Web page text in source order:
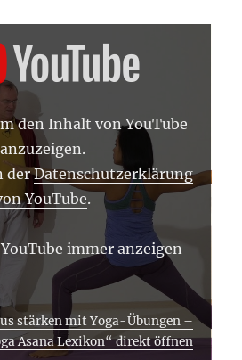
den Inhalt von YouTube
anzuzeigen.
derDatenschutzerklärung
YouTube.
immer anzeigen
stärken mit Yoga-Übungen –
Asana Lexikon“ direkt öffnen